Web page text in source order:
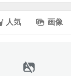
人気 画像